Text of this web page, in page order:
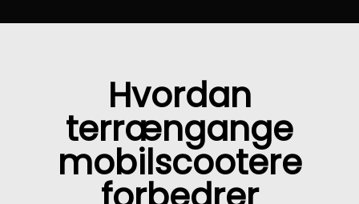
Hvordan
terrængange
mobilscootere